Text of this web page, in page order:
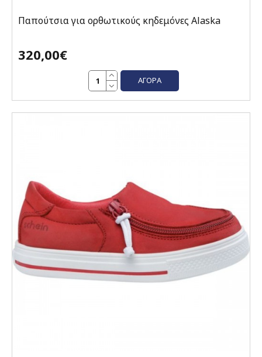
Παπούτσια για ορθωτικούς κηδεμόνες Alaska
320,00€
ΑΓΟΡΆ